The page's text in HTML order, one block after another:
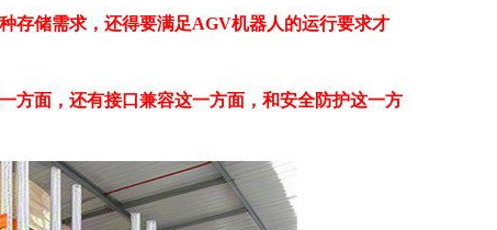
存储需求，还得要满足AGV机器人的运行要求才
方面，还有接口兼容这一方面，和安全防护这一方